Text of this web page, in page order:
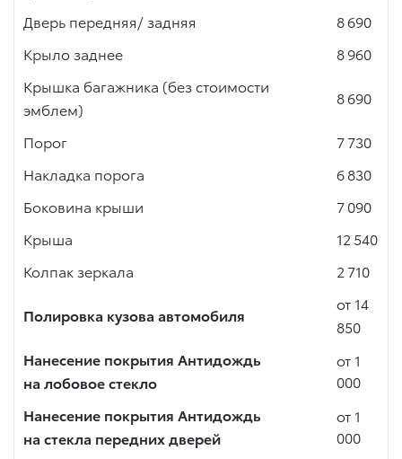
Дверь передняя/ задняя
8 690
Крыло заднее
8 960
Крышка багажника (без стоимости
эмблем)
8 690
Порог
7 730
Накладка порога
6 830
Боковина крыши
7 090
Крыша
12 540
Колпак зеркала
2 710
Полировка кузова автомобиля
от 14
850
Нанесение покрытия Антидождь
на лобовое стекло
от 1
000
Нанесение покрытия Антидождь
на стекла передних дверей
от 1
000